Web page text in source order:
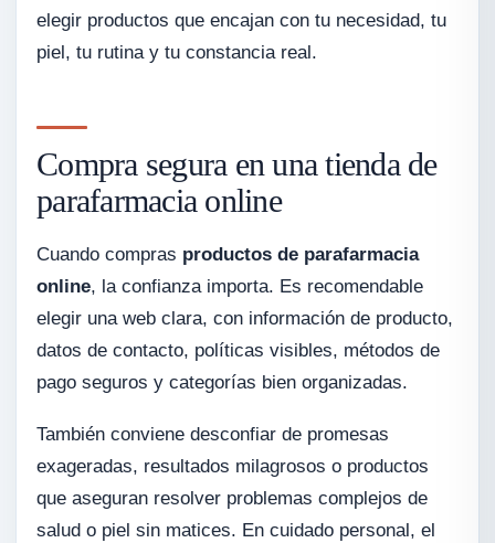
elegir productos que encajan con tu necesidad, tu
piel, tu rutina y tu constancia real.
Compra segura en una tienda de
parafarmacia online
Cuando compras productos de parafarmacia
online, la confianza importa. Es recomendable
elegir una web clara, con información de producto,
datos de contacto, políticas visibles, métodos de
pago seguros y categorías bien organizadas.
También conviene desconfiar de promesas
exageradas, resultados milagrosos o productos
que aseguran resolver problemas complejos de
salud o piel sin matices. En cuidado personal, el